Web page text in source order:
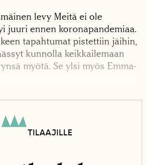
levy Meitä ei ole
juuri ennen koronapandemiaa.
tapahtumat pistettiin jäihin,
kunnolla keikkailemaan
myötä. Se ylsi myös Emma-
on luontoa
Lehtolalle tärkeät, ja hän
TILAAJILLE